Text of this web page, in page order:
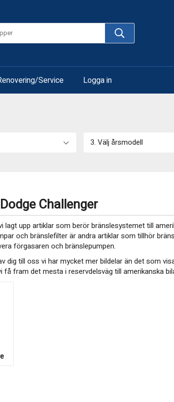
Service Logga in
3. Välj årsmodell
Challenger
lagt upp artiklar som berör bränslesystemet till
och bränslefilter är andra artiklar som tillhör
förgasaren och bränslepumpen.
dig till oss vi har mycket mer bildelar än det som
få fram det mesta i reservdelsväg till amerikanska